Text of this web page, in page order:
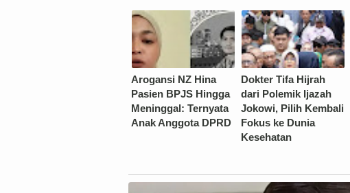
Arogansi NZ Hina
Pasien BPJS Hingga
Meninggal: Ternyata
Anak Anggota DPRD
Dokter Tifa Hijrah
dari Polemik Ijazah
Jokowi, Pilih Kembali
Fokus ke Dunia
Kesehatan